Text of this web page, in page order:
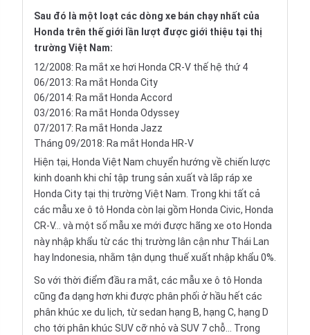
Sau đó là một loạt các dòng xe bán chạy nhất của
Honda trên thế giới lần lượt được giới thiệu tại thị
trường Việt Nam:
12/2008: Ra mắt xe hơi Honda CR-V thế hệ thứ 4
06/2013: Ra mắt Honda City
06/2014: Ra mắt Honda Accord
03/2016: Ra mắt Honda Odyssey
07/2017: Ra mắt Honda Jazz
Tháng 09/2018: Ra mắt Honda HR-V
Hiện tại, Honda Việt Nam chuyển hướng về chiến lược
kinh doanh khi chỉ tập trung sản xuất và lắp ráp xe
Honda City tại thị trường Việt Nam. Trong khi tất cả
các mẫu xe ô tô Honda còn lại gồm Honda Civic, Honda
CR-V... và một số mẫu xe mới được hãng xe oto Honda
này nhập khẩu từ các thị trường lân cận như Thái Lan
hay Indonesia, nhằm tận dụng thuế xuất nhập khẩu 0%.
So với thời điểm đầu ra mắt, các mẫu xe ô tô Honda
cũng đa dạng hơn khi được phân phối ở hầu hết các
phân khúc xe du lịch, từsedan hạng B, hạng C, hạng D
cho tới phân khúc SUVcỡ nhỏ và SUV 7 chỗ… Trong